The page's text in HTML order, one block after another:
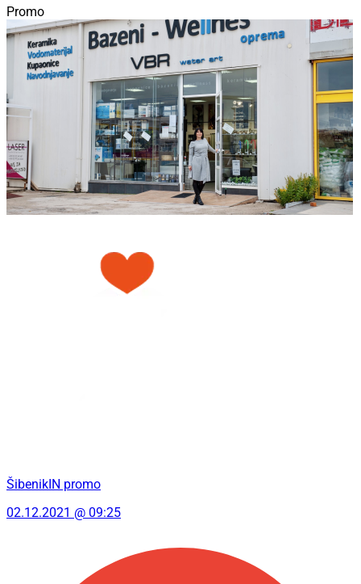
Promo
ŠibenikIN promo
02.12.2021 @ 09:25